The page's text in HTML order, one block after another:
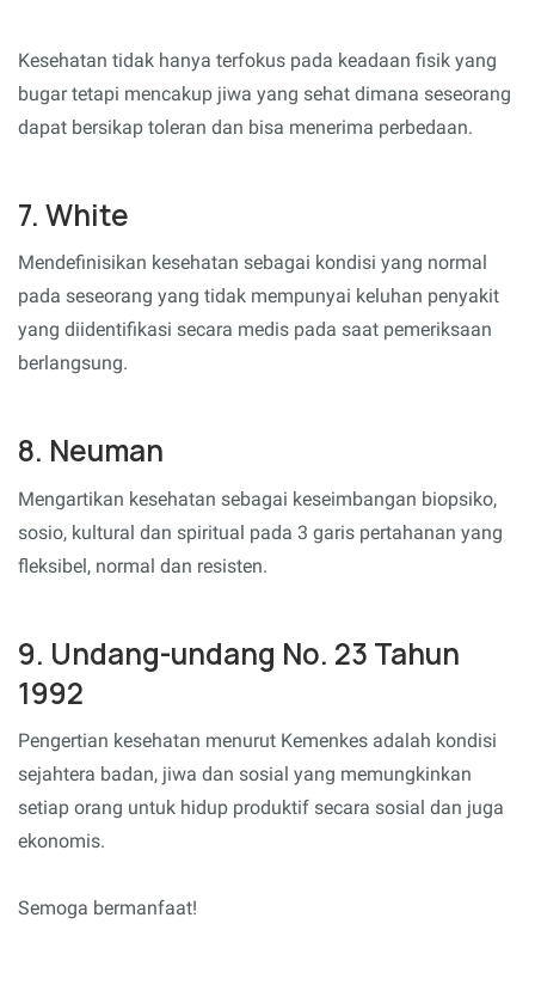
Kesehatan tidak hanya terfokus pada keadaan fisik yang
bugar tetapi mencakup jiwa yang sehat dimana seseorang
dapat bersikap toleran dan bisa menerima perbedaan.
7. White
Mendefinisikan kesehatan sebagai kondisi yang normal
pada seseorang yang tidak mempunyai keluhan penyakit
yang diidentifikasi secara medis pada saat pemeriksaan
berlangsung.
8. Neuman
Mengartikan kesehatan sebagai keseimbangan biopsiko,
sosio, kultural dan spiritual pada 3 garis pertahanan yang
fleksibel, normal dan resisten.
9. Undang-undang No. 23 Tahun
1992
Pengertian kesehatan menurut Kemenkes adalah kondisi
sejahtera badan, jiwa dan sosial yang memungkinkan
setiap orang untuk hidup produktif secara sosial dan juga
ekonomis.
Semoga bermanfaat!